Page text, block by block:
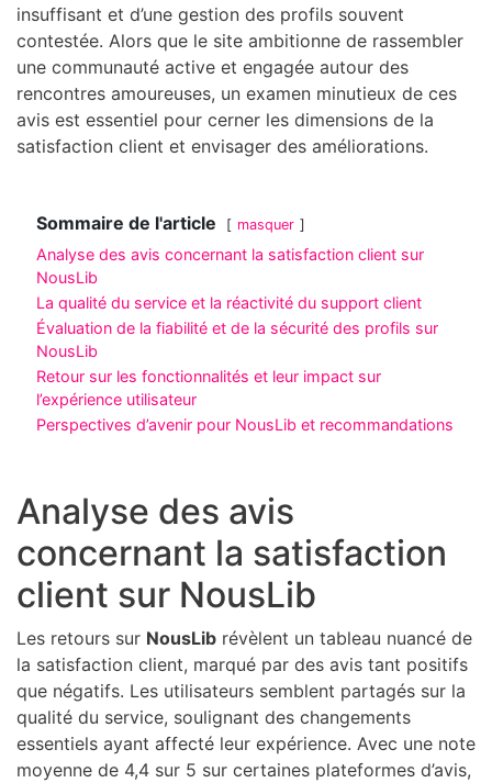
insuffisant et d’une gestion des profils souvent
contestée. Alors que le site ambitionne de rassembler
une communauté active et engagée autour des
rencontres amoureuses, un examen minutieux de ces
avis est essentiel pour cerner les dimensions de la
satisfaction client et envisager des améliorations.
Sommaire de l'article masquer
Analyse des avis concernant la satisfaction client sur
NousLib
La qualité du service et la réactivité du support client
Évaluation de la fiabilité et de la sécurité des profils sur
NousLib
Retour sur les fonctionnalités et leur impact sur
l’expérience utilisateur
Perspectives d’avenir pour NousLib et recommandations
Analyse des avis
concernant la satisfaction
client sur NousLib
Les retours sur NousLib révèlent un tableau nuancé de
la satisfaction client, marqué par des avis tant positifs
que négatifs. Les utilisateurs semblent partagés sur la
qualité du service, soulignant des changements
essentiels ayant affecté leur expérience. Avec une note
moyenne de 4,4 sur 5 sur certaines plateformes d’avis,